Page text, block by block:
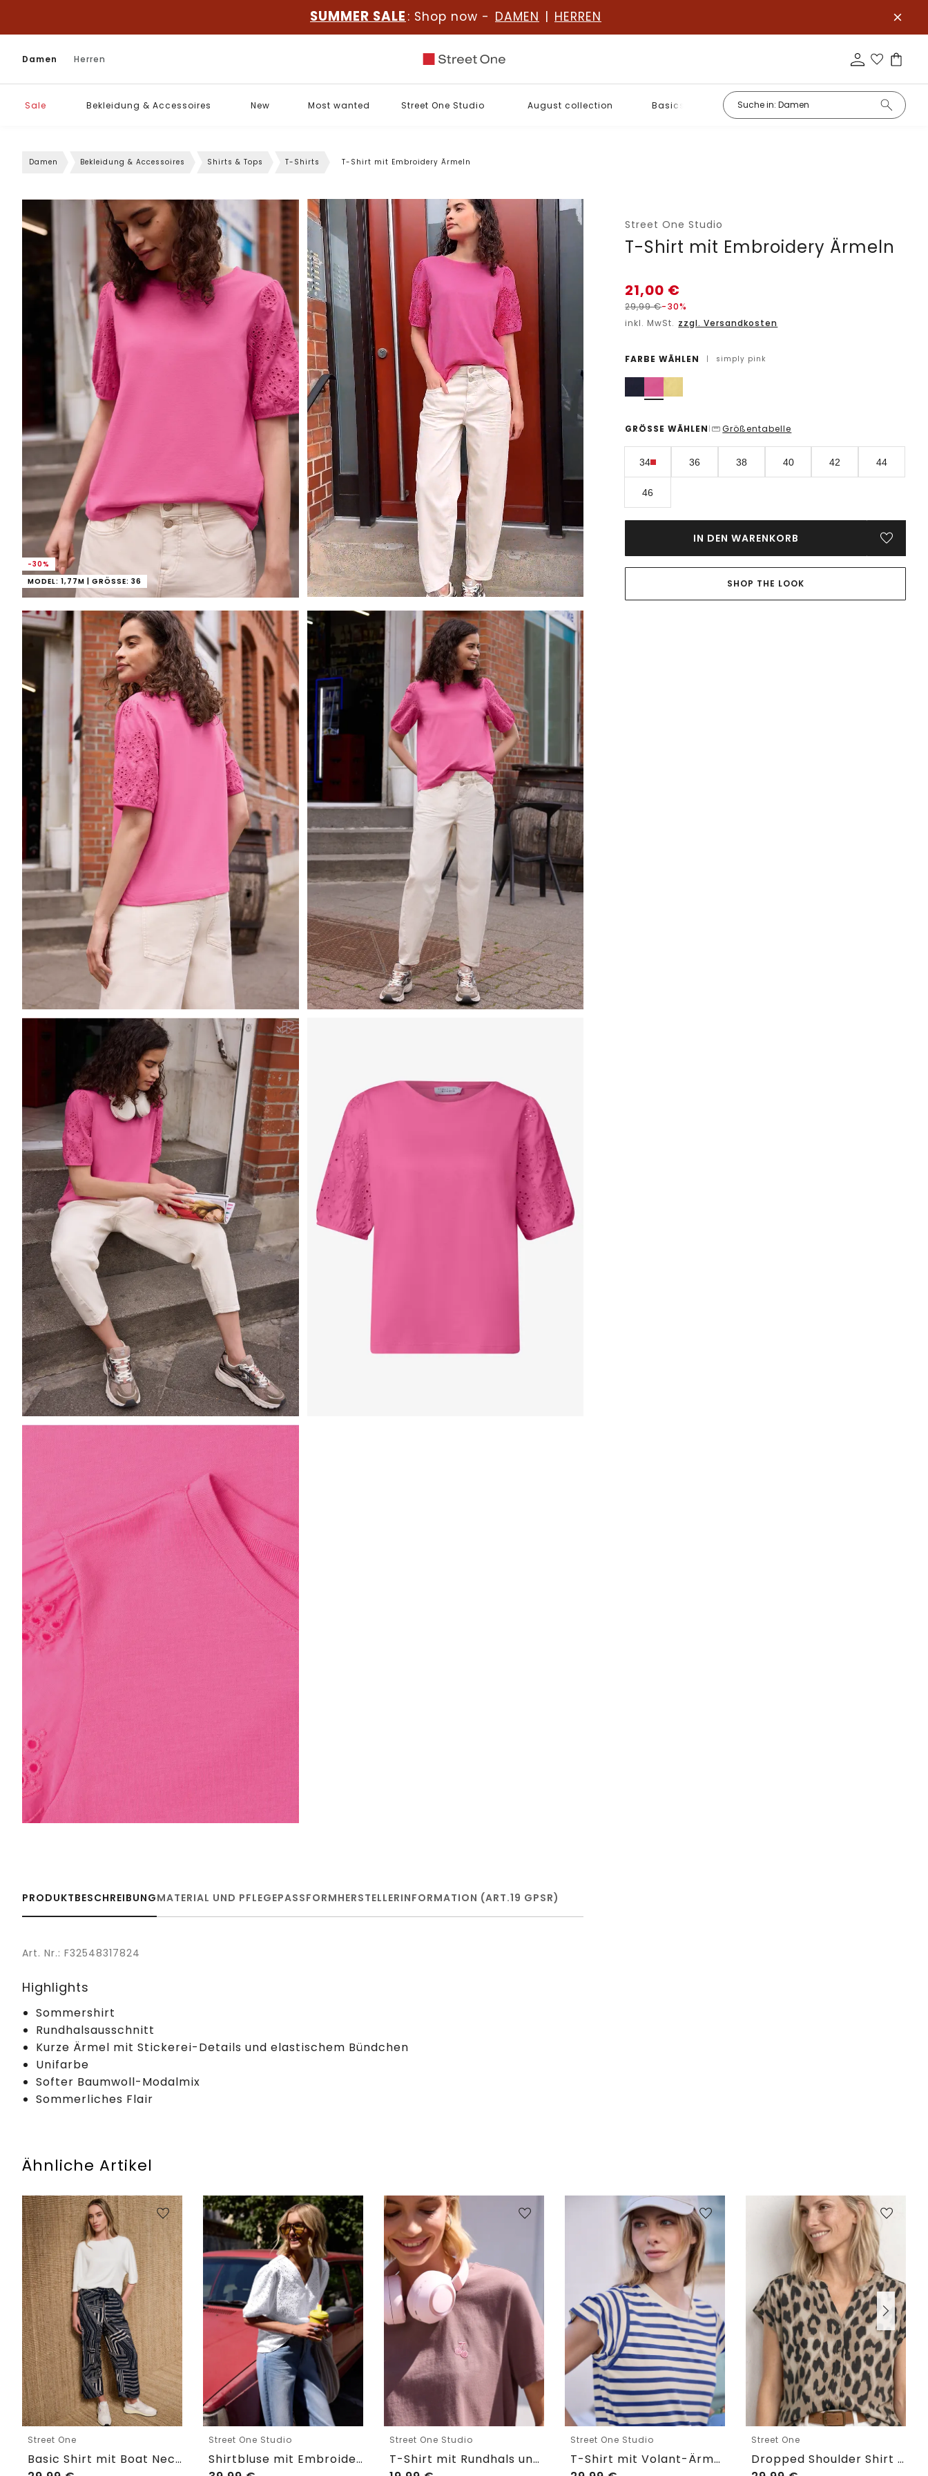
SUMMER SALE : Shop now - DAMEN | HERREN
Damen Herren
Sale Bekleidung & Accessoires New Most wanted Street One Studio August collection Basics
Damen Bekleidung & Accessoires Shirts & Tops T-Shirts T-Shirt mit Embroidery Ärmeln
-30%
MODEL: 1,77M | GRÖSSE: 36
Street One Studio
T-Shirt mit Embroidery Ärmeln
21,00 €
29,99€-30%
inkl. MwSt. zzgl. Versandkosten
FARBE WÄHLEN | simply pink
GRÖSSE WÄHLEN | Größentabelle
34 36 38 40 42 44
46
IN DEN WARENKORB
SHOP THE LOOK
PRODUKTBESCHREIBUNGMATERIAL UND PFLEGEPASSFORMHERSTELLERINFORMATION (ART.19 GPSR)
Art. Nr.: F32548317824
Highlights
Sommershirt
Rundhalsausschnitt
Kurze Ärmel mit Stickerei-Details und elastischem Bündchen
Unifarbe
Softer Baumwoll-Modalmix
Sommerliches Flair
Ähnliche Artikel
Street One
Basic Shirt mit Boat Neck und Elastikbund
Street One Studio
Shirtbluse mit Embroidery-Front
Street One Studio
T-Shirt mit Rundhals und Embroidery-Detail
Street One Studio
T-Shirt mit Volant-Ärmeln und Print
Street One
Dropped Shoulder Shirt im Blusen-Look